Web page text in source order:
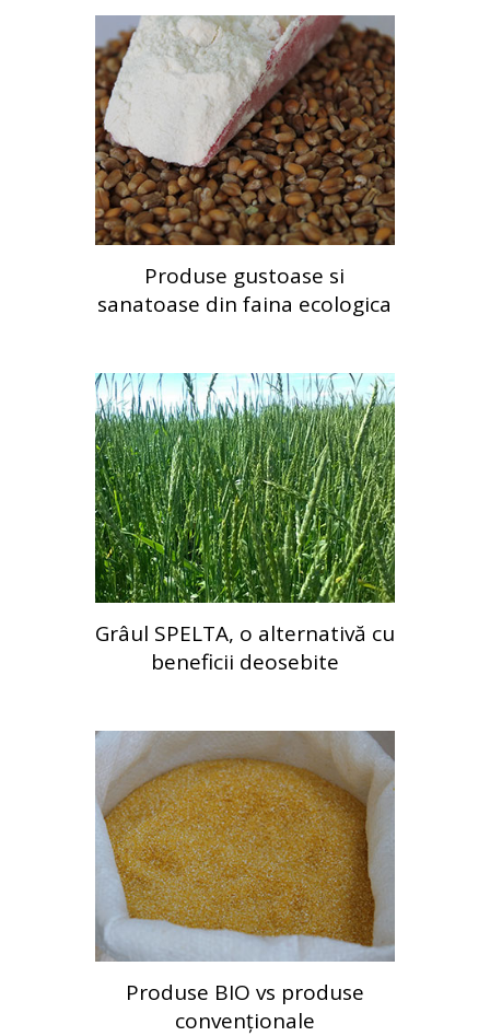
Produse gustoase si
sanatoase din faina ecologica
Grâul SPELTA, o alternativă cu
beneficii deosebite
Produse BIO vs produse
convenționale